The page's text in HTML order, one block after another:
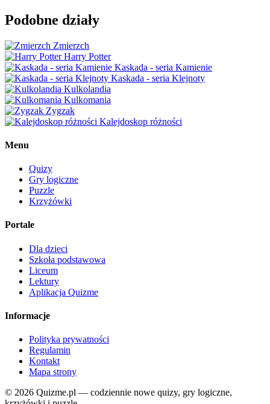
Podobne działy
Zmierzch
Harry Potter
Kaskada - seria Kamienie
Kaskada - seria Klejnoty
Kulkolandia
Kulkomania
Zygzak
Kalejdoskop różności
Menu
Quizy
Gry logiczne
Puzzle
Krzyżówki
Portale
Dla dzieci
Szkoła podstawowa
Liceum
Lektury
Aplikacja Quizme
Informacje
Polityka prywatności
Regulamin
Kontakt
Mapa strony
© 2026 Quizme.pl — codziennie nowe quizy, gry logiczne,